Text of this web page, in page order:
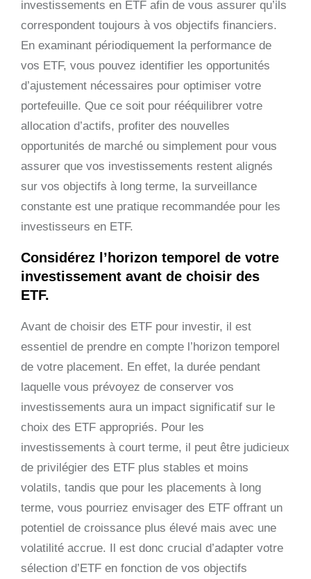
investissements en ETF afin de vous assurer qu’ils
correspondent toujours à vos objectifs financiers.
En examinant périodiquement la performance de
vos ETF, vous pouvez identifier les opportunités
d’ajustement nécessaires pour optimiser votre
portefeuille. Que ce soit pour rééquilibrer votre
allocation d’actifs, profiter des nouvelles
opportunités de marché ou simplement pour vous
assurer que vos investissements restent alignés
sur vos objectifs à long terme, la surveillance
constante est une pratique recommandée pour les
investisseurs en ETF.
Considérez l’horizon temporel de votre
investissement avant de choisir des
ETF.
Avant de choisir des ETF pour investir, il est
essentiel de prendre en compte l’horizon temporel
de votre placement. En effet, la durée pendant
laquelle vous prévoyez de conserver vos
investissements aura un impact significatif sur le
choix des ETF appropriés. Pour les
investissements à court terme, il peut être judicieux
de privilégier des ETF plus stables et moins
volatils, tandis que pour les placements à long
terme, vous pourriez envisager des ETF offrant un
potentiel de croissance plus élevé mais avec une
volatilité accrue. Il est donc crucial d’adapter votre
sélection d’ETF en fonction de vos objectifs